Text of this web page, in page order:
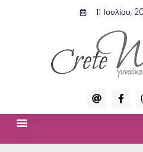
11 Ιουλίου,
A
t
F
a
c